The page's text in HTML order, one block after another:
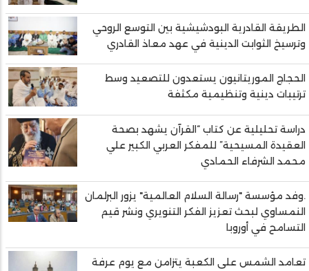
الطريقة القادرية البودشيشية بين التوسع الروحي
وترسيخ الثوابت الدينية في عهد معاذ القادري
الحجاج الموريتانيون يستعدون للتصعيد وسط
ترتيبات دينية وتنظيمية مكثفة
دراسة تحليلية عن كتاب “القرآن يشهد بصحة
العقيدة المسيحية” للمفكر العربي الكبير علي
محمد الشرفاء الحمادي
.وفد مؤسسة "رسالة السلام العالمية" يزور البرلمان
النمساوي لبحث تعزيز الفكر التنويري ونشر قيم
التسامح في أوروبا
تعامد الشمس على الكعبة يتزامن مع يوم عرفة